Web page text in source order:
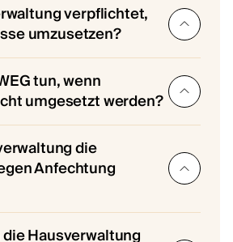
verpflichtet,
umzusetzen?
ist verpflichtet,
WEG-Beschlüsse
Pflicht ergibt sich aus § 27
ordnungsgemäßen
Einschätzungen des
Anfechtungen
Eine unterlassene
eine Pflichtverletzung dar
Konsequenzen nach sich
tun, wenn
umgesetzt werden?
Beschlüsse nicht
WEG schrittweise
empfiehlt sich ein
mit
durch den
die
Anfechtung
oder laufende
die Hausverwaltung